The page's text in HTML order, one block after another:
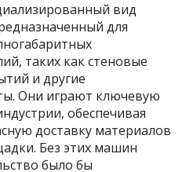
вид
для
таких как стеновые
и другие
Они играют ключевую
обеспечивая
доставку материалов
Без этих машин
было бы